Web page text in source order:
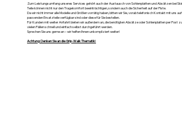
Zum Leistungsumfang unseres Services gehört auch der Austausch von Sohlenplatten und Absätzen bei
Teile können nicht nur den Tragekomfort beeinträchtigen, sondern auch die Sicherheit auf der Piste.
Da wir nicht immer alle Modelle und Größen vorrätig haben, bitten wir Sie, vorab telefonisch Kontakt mit uns
passenden Ersatzteile verfügbar sind oder diese für Sie bestellen.
Für Kunden mit weiter Anfahrt bieten wir außerdem an, die benötigten Absätze oder Sohlenplatten per Post
vielen Fällen schnell und einfach selbst durchgeführt werden.
Sprechen Sie uns gerne an – wir helfen Ihnen unkompliziert weiter!
Achtung: Denken Sie an die Grip-Walk Thematik!